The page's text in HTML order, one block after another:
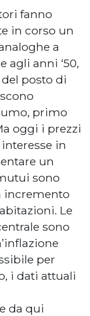
fanno
in corso un
a
agli anni ‘50,
del posto di
primo
oggi i prezzi
in
un
sono
incremento
Le
sono
per
i dati attuali
da qui